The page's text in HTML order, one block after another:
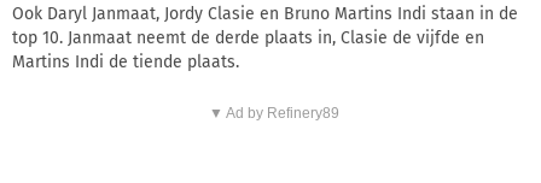
Ook Daryl Janmaat, Jordy Clasie en Bruno Martins Indi staan in de
top 10. Janmaat neemt de derde plaats in, Clasie de vijfde en
Martins Indi de tiende plaats.
▼ Ad by Refinery89